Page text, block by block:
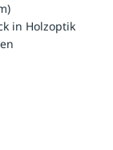
in Holzoptik